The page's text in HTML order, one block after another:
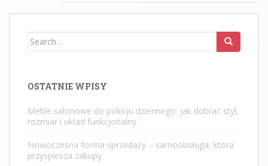
Search
OSTATNIE WPISY
Meble salonowe do pokoju dziennego: jak dobrać styl,
rozmiar i układ funkcjonalny
Nowoczesna forma sprzedaży – samoobsługa, która
przyspiesza zakupy